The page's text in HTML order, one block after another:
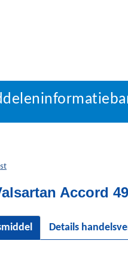
Accord
Details